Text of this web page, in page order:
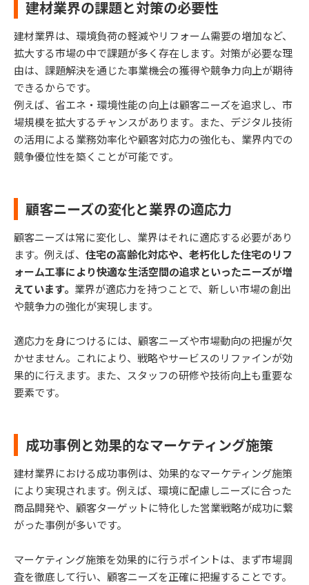
建材業界の課題と対策の必要性
建材業界は、環境負荷の軽減やリフォーム需要の増加など、
拡大する市場の中で課題が多く存在します。対策が必要な理
由は、課題解決を通じた事業機会の獲得や競争力向上が期待
できるからです。
例えば、省エネ・環境性能の向上は顧客ニーズを追求し、市
場規模を拡大するチャンスがあります。また、デジタル技術
の活用による業務効率化や顧客対応力の強化も、業界内での
競争優位性を築くことが可能です。
顧客ニーズの変化と業界の適応力
顧客ニーズは常に変化し、業界はそれに適応する必要があり
ます。例えば、 住宅の高齢化対応や、老朽化した住宅のリフ
ォーム工事により快適な生活空間の追求といったニーズが増
えています。 業界が適応力を持つことで、新しい市場の創出
や競争力の強化が実現します。
適応力を身につけるには、顧客ニーズや市場動向の把握が欠
かせません。これにより、戦略やサービスのリファインが効
果的に行えます。また、スタッフの研修や技術向上も重要な
要素です。
成功事例と効果的なマーケティング施策
建材業界における成功事例は、効果的なマーケティング施策
により実現されます。例えば、環境に配慮しニーズに合った
商品開発や、顧客ターゲットに特化した営業戦略が成功に繋
がった事例が多いです。
マーケティング施策を効果的に行うポイントは、まず市場調
査を徹底して行い、顧客ニーズを正確に把握することです。